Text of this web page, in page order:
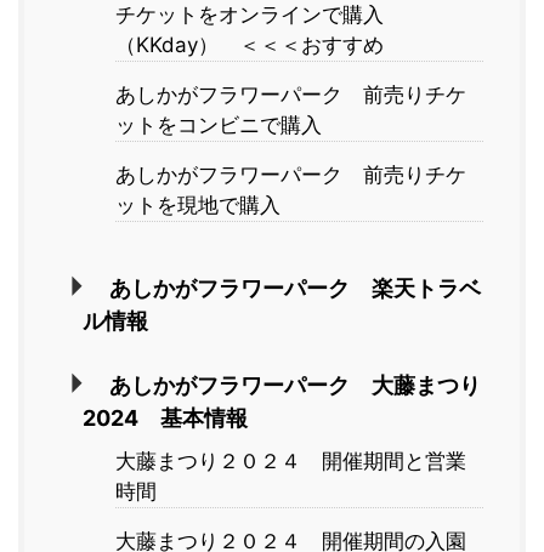
チケットをオンラインで購入
（KKday） ＜＜＜おすすめ
あしかがフラワーパーク 前売りチケ
ットをコンビニで購入
あしかがフラワーパーク 前売りチケ
ットを現地で購入
あしかがフラワーパーク 楽天トラベ
ル情報
あしかがフラワーパーク 大藤まつり
2024 基本情報
大藤まつり２０２４ 開催期間と営業
時間
大藤まつり２０２４ 開催期間の入園